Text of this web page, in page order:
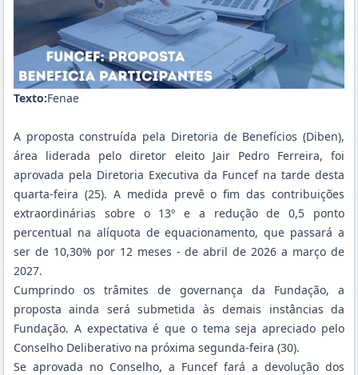
Texto:Fenae
A proposta construída pela Diretoria de Benefícios (Diben),
área liderada pelo diretor eleito Jair Pedro Ferreira, foi
aprovada pela Diretoria Executiva da Funcef na tarde desta
quarta-feira (25). A medida prevê o fim das contribuições
extraordinárias sobre o 13º e a redução de 0,5 ponto
percentual na alíquota de equacionamento, que passará a
ser de 10,30% por 12 meses - de abril de 2026 a março de
2027.
Cumprindo os trâmites de governança da Fundação, a
proposta ainda será submetida às demais instâncias da
Fundação. A expectativa é que o tema seja apreciado pelo
Conselho Deliberativo na próxima segunda-feira (30).
Se aprovada no Conselho, a Funcef fará a devolução dos